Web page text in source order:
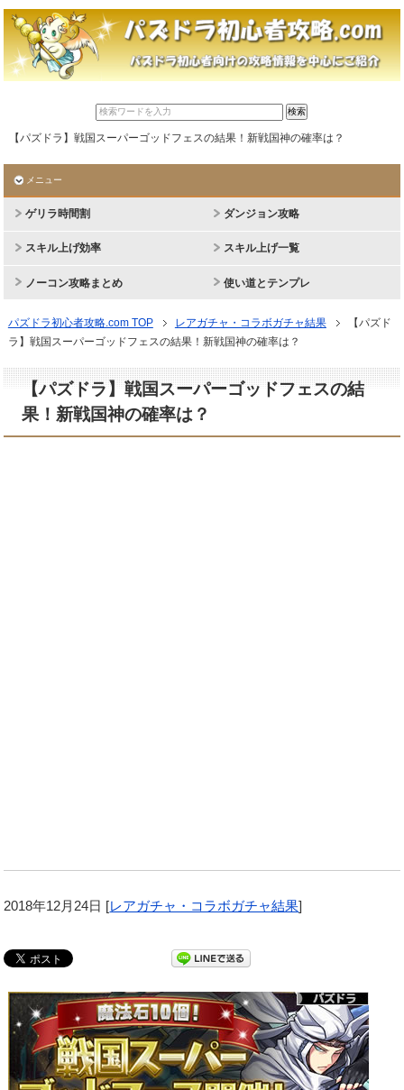
【パズドラ】戦国スーパーゴッドフェスの結果！新戦国神の確率は？
メニュー
ゲリラ時間割 ダンジョン攻略
スキル上げ効率 スキル上げ一覧
ノーコン攻略まとめ 使い道とテンプレ
パズドラ初心者攻略.com TOP レアガチャ・コラボガチャ結果
【パズド
ラ】戦国スーパーゴッドフェスの結果！新戦国神の確率は？
【パズドラ】戦国スーパーゴッドフェスの結
果！新戦国神の確率は？
2018年12月24日 [レアガチャ・コラボガチャ結果]